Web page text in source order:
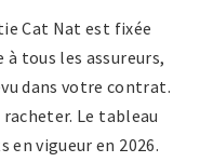
Cat Nat est fixée
tous les assureurs,
dans votre contrat.
Le tableau
vigueur en 2026.